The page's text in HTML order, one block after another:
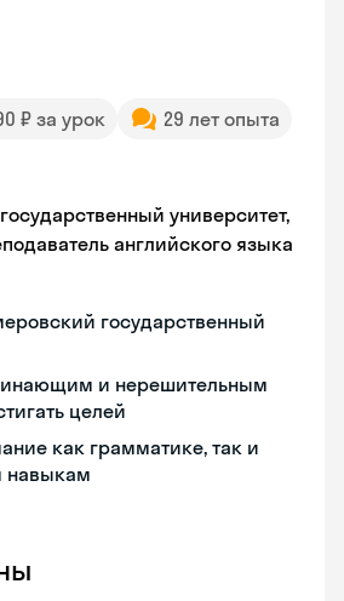
₽ за урок
29 лет опыта
университет,
английского языка
государственный
и нерешительным
целей
как грамматике, так и
навыкам